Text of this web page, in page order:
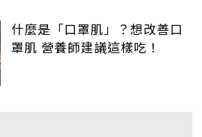
什麼是「口罩肌」？想改善口
罩肌 營養師建議這樣吃！